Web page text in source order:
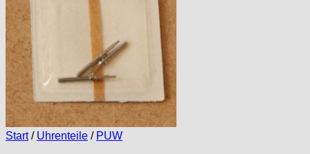
Start / Uhrenteile / PUW